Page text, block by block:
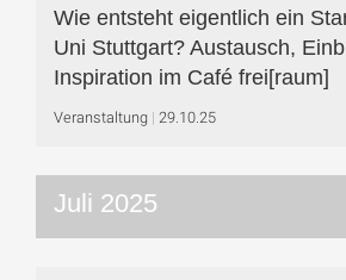
Wie entsteht eigentlich ein
Uni Stuttgart? Austausch,
Inspiration im Café frei[raum]
Veranstaltung 29.10.25
Juli 2025